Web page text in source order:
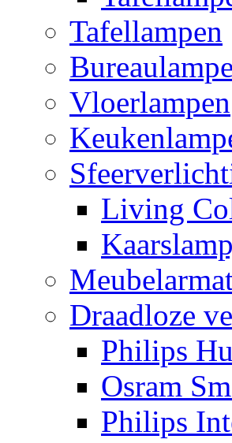
Tafellampen
Vloerlampen
Living
Draadloze
Philips
Osram
Philips